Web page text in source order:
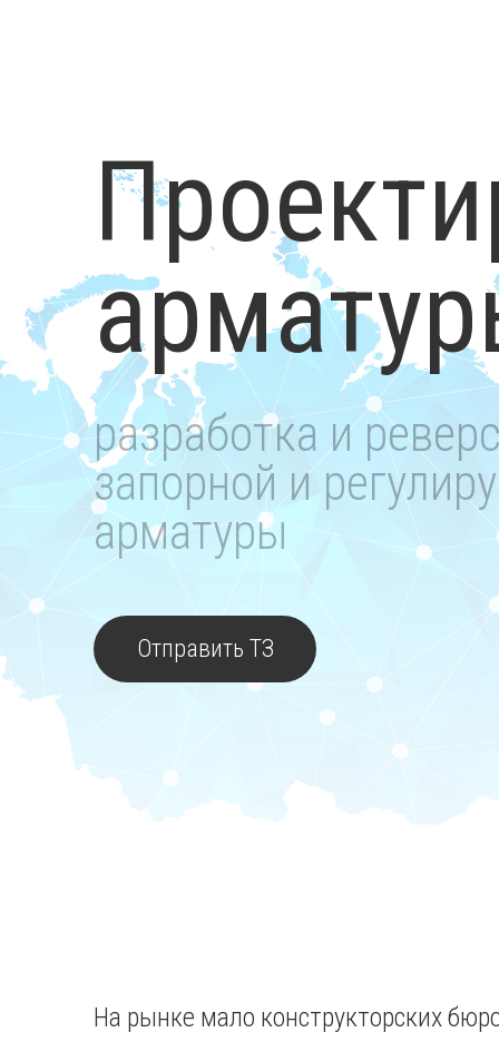
Отправить ТЗ
разработка и
запорной и
арматуры
На рынке мало конструкторских